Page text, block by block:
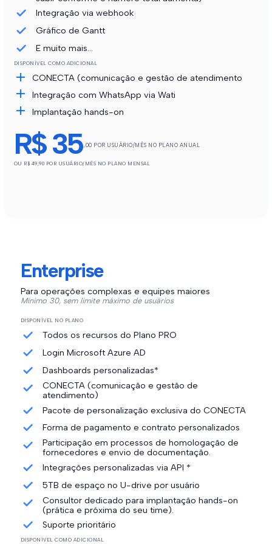
Integração via webhook
Gráfico de Gantt
E muito mais...
DISPONÍVEL COMO ADICIONAL
CONECTA (comunicação e gestão de atendimento
Integração com WhatsApp via Wati
Implantação hands-on
R$ 35,00 POR USUÁRIO/MÊS NO PLANO ANUAL
OU R$ 49,90 POR USUÁRIO/MÊS NO PLANO MENSAL
Enterprise
Para operações complexas e equipes maiores
Mínimo 30, sem limite máximo de usuários
DISPONÍVEL NO PLANO
Todos os recursos do Plano PRO
Login Microsoft Azure AD
Dashboards personalizadas*
CONECTA (comunicação e gestão de
atendimento)
Pacote de personalização exclusiva do CONECTA
Forma de pagamento e contrato personalizados
Participação em processos de homologação de
fornecedores e envio de documentação.
Integrações personalizadas via API *
5TB de espaço no U-drive por usuário
Consultor dedicado para implantação hands-on
(prática e próxima do seu time).
Suporte prioritário
DISPONÍVEL COMO ADICIONAL